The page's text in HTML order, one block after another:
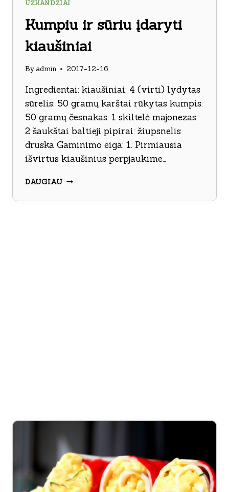
UŽKANDŽIAI
Kumpiu ir sūriu įdaryti
kiaušiniai
By admin 2017-12-16
Ingredientai: kiaušiniai: 4 (virti) lydytas
sūrelis: 50 gramų karštai rūkytas kumpis:
50 gramų česnakas: 1 skiltelė majonezas:
2 šaukštai baltieji pipirai: žiupsnelis
druska Gaminimo eiga: 1. Pirmiausia
išvirtus kiaušinius perpjaukime…
DAUGIAUKUMPIU
SŪRIU